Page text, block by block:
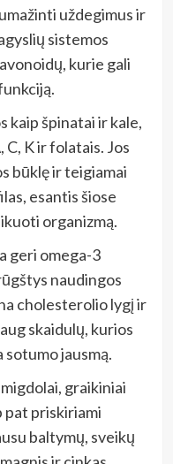
uždegimus ir
sistemos
kurie gali
kaip špinatai ir kale,
K ir folatais. Jos
būklę ir teigiamai
esantis šiose
organizmą.
geri omega-3
naudingos
cholesterolio lygį ir
skaidulų, kurios
jausmą.
graikiniai
pat priskiriami
baltymų, sveikų